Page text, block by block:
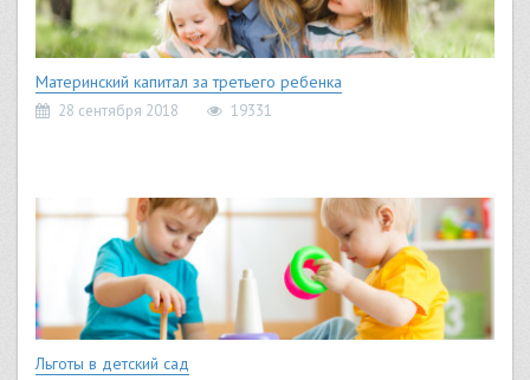
Материнский капитал за третьего ребенка
28 сентября 2018 19331
Льготы в детский сад